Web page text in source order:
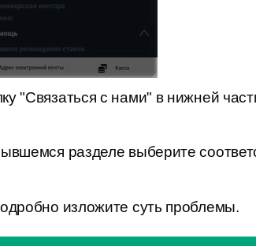
"Связаться с нами" в нижней
разделе выберите
изложите суть проблемы.